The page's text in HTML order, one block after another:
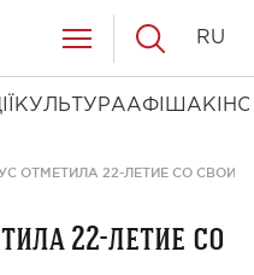
КУЛЬТУРААФІША КІНО
RU
ОТМЕТИЛА 22-ЛЕТИЕ СО
22-летие со